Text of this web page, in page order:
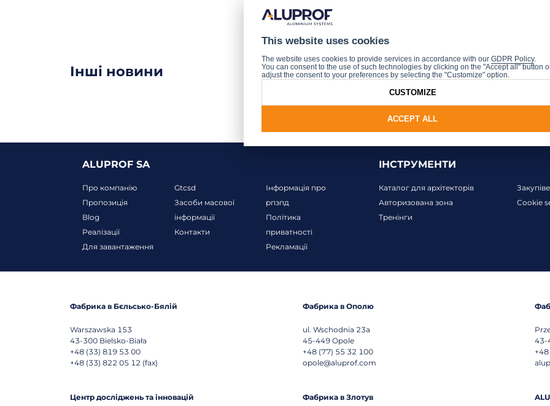
Інші новини
ALUPROF SA
Про компанію
Пропозиція
Blog
Реалізації
Для завантаження
Gtcsd
Засоби масової
інформації
Контакти
Інформація про
рпзпд
Політика
приватності
Рекламації
ІНСТРУМЕНТИ
Каталог для архітекторів
Авторизована зона
Тренінги
Cookie
Фабрика в Бєльсько-Бялій
Warszawska 153
43-300 Bielsko-Biała
+48 (33) 819 53 00
+48 (33) 822 05 12 (fax)
Фабрика в Ополю
ul. Wschodnia 23a
45-449 Opole
+48 (77) 55 32 100
opole@aluprof.com
43-
Центр досліджень та інновацій Фабрика в Злотув
This website uses cookies
The website uses cookies to provide services in accordance with our GDPR Policy.
You can consent to the use of such technologies by clicking on the "Accept all" button
adjust the consent to your preferences by selecting the "Customize" option.
ACCEPT ALL
CUSTOMIZE